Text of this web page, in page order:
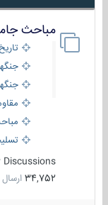
مباحث
تاریخ
مباحث
Discussions
34,752 ارسال ها